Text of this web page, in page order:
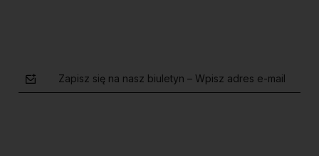
Zapisz się na nasz biuletyn – Wpisz adres e-mail